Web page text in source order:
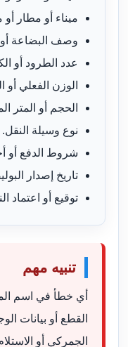
ميناء أو مطار
وصف البضاعة
عدد الطرود أو
الوزن الفعلي أو
الحجم أو المتر
نوع وسيلة النقل.
شروط الدفع أو
تاريخ إصدار
توقيع أو اعتماد
تنبيه مهم
أي خطأ في اسم
القطع أو بيانات
الجمركي أو